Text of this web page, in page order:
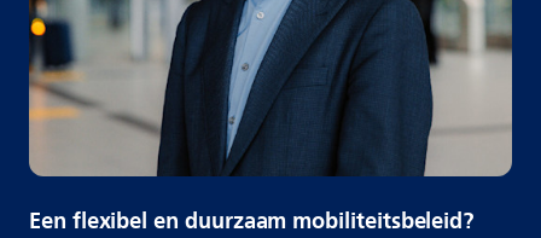
Een flexibel en duurzaam mobiliteitsbeleid?